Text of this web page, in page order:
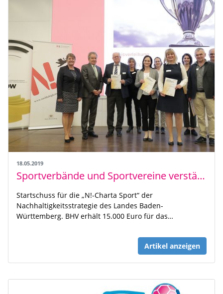
18.05.2019
Sportverbände und Sportvereine verstärken Engagement für mehr Nachhaltigkeit
Startschuss für die „N!-Charta Sport“ der
Nachhaltigkeitsstrategie des Landes Baden-
Württemberg. BHV erhält 15.000 Euro für das…
Artikel anzeigen